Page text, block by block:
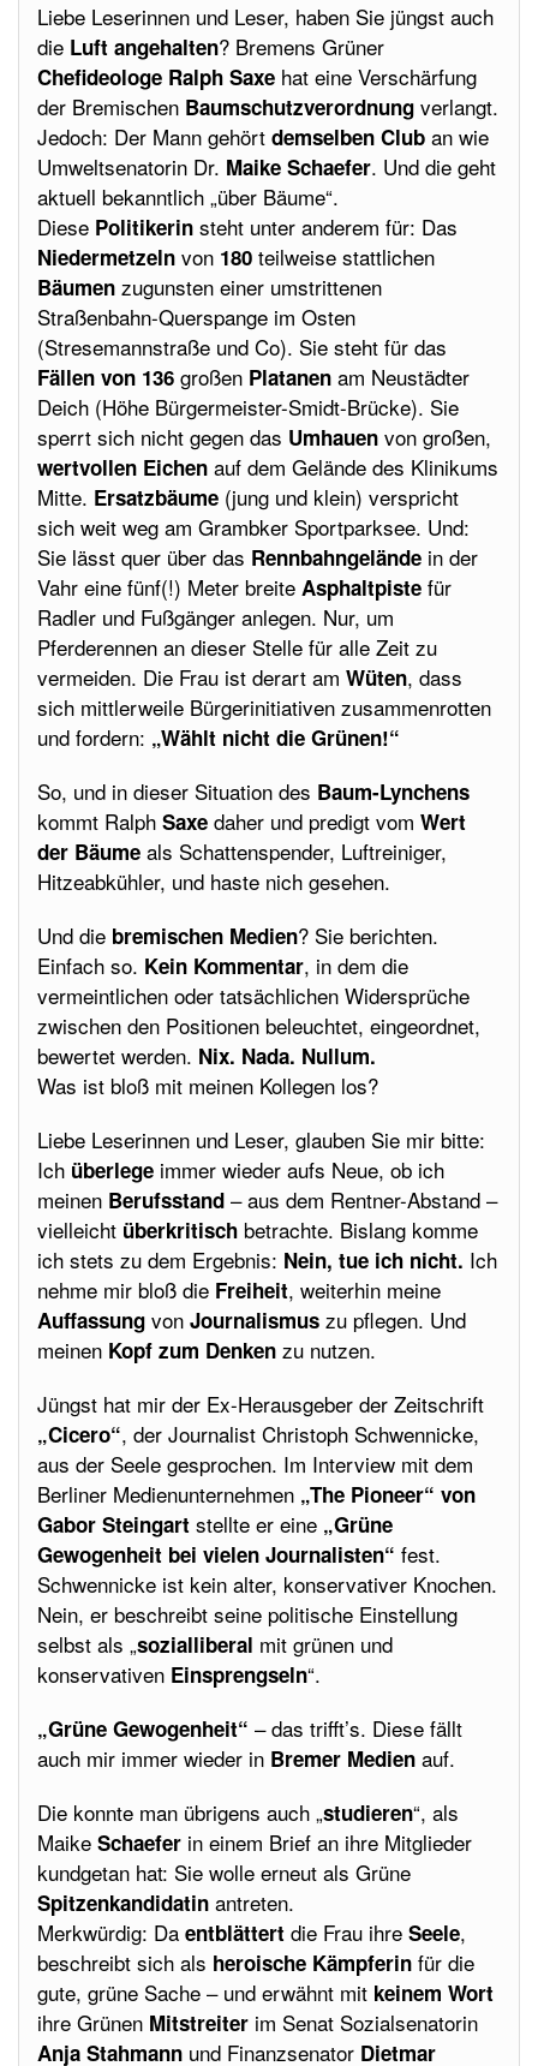
Liebe Leserinnen und Leser, haben Sie jüngst auch
die Luft angehalten? Bremens Grüner
Chefideologe Ralph Saxe hat eine Verschärfung
der Bremischen Baumschutzverordnung verlangt.
Jedoch: Der Mann gehört demselben Club an wie
Umweltsenatorin Dr. Maike Schaefer. Und die geht
aktuell bekanntlich „über Bäume“.
Diese Politikerin steht unter anderem für: Das
Niedermetzeln von 180 teilweise stattlichen
Bäumen zugunsten einer umstrittenen
Straßenbahn-Querspange im Osten
(Stresemannstraße und Co). Sie steht für das
Fällen von 136 großen Platanen am Neustädter
Deich (Höhe Bürgermeister-Smidt-Brücke). Sie
sperrt sich nicht gegen das Umhauen von großen,
wertvollen Eichen auf dem Gelände des Klinikums
Mitte. Ersatzbäume (jung und klein) verspricht
sich weit weg am Grambker Sportparksee. Und:
Sie lässt quer über das Rennbahngelände in der
Vahr eine fünf(!) Meter breite Asphaltpiste für
Radler und Fußgänger anlegen. Nur, um
Pferderennen an dieser Stelle für alle Zeit zu
vermeiden. Die Frau ist derart am Wüten, dass
sich mittlerweile Bürgerinitiativen zusammenrotten
und fordern: „Wählt nicht die Grünen!“
So, und in dieser Situation des Baum-Lynchens
kommt Ralph Saxe daher und predigt vom Wert
der Bäume als Schattenspender, Luftreiniger,
Hitzeabkühler, und haste nich gesehen.
Und die bremischen Medien? Sie berichten.
Einfach so. Kein Kommentar, in dem die
vermeintlichen oder tatsächlichen Widersprüche
zwischen den Positionen beleuchtet, eingeordnet,
bewertet werden. Nix. Nada. Nullum.
Was ist bloß mit meinen Kollegen los?
Liebe Leserinnen und Leser, glauben Sie mir bitte:
Ich überlege immer wieder aufs Neue, ob ich
meinen Berufsstand – aus dem Rentner-Abstand –
vielleicht überkritisch betrachte. Bislang komme
ich stets zu dem Ergebnis: Nein, tue ich nicht. Ich
nehme mir bloß die Freiheit, weiterhin meine
Auffassung von Journalismus zu pflegen. Und
meinen Kopf zum Denken zu nutzen.
Jüngst hat mir der Ex-Herausgeber der Zeitschrift
„Cicero“, der Journalist Christoph Schwennicke,
aus der Seele gesprochen. Im Interview mit dem
Berliner Medienunternehmen „The Pioneer“ von
Gabor Steingart stellte er eine „Grüne
Gewogenheit bei vielen Journalisten“ fest.
Schwennicke ist kein alter, konservativer Knochen.
Nein, er beschreibt seine politische Einstellung
selbst als „sozialliberal mit grünen und
konservativen Einsprengseln“.
„Grüne Gewogenheit“ – das trifft’s. Diese fällt
auch mir immer wieder in Bremer Medien auf.
Die konnte man übrigens auch „studieren“, als
Maike Schaefer in einem Brief an ihre Mitglieder
kundgetan hat: Sie wolle erneut als Grüne
Spitzenkandidatin antreten.
Merkwürdig: Da entblättert die Frau ihre Seele,
beschreibt sich als heroische Kämpferin für die
gute, grüne Sache – und erwähnt mit keinem Wort
ihre Grünen Mitstreiter im Senat Sozialsenatorin
Anja Stahmann und Finanzsenator Dietmar